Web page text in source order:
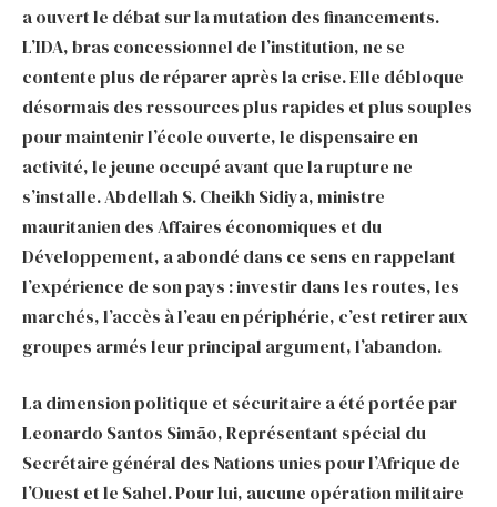
a ouvert le débat sur la mutation des financements.
L’IDA, bras concessionnel de l’institution, ne se
contente plus de réparer après la crise. Elle débloque
désormais des ressources plus rapides et plus souples
pour maintenir l’école ouverte, le dispensaire en
activité, le jeune occupé avant que la rupture ne
s’installe. Abdellah S. Cheikh Sidiya, ministre
mauritanien des Affaires économiques et du
Développement, a abondé dans ce sens en rappelant
l’expérience de son pays : investir dans les routes, les
marchés, l’accès à l’eau en périphérie, c’est retirer aux
groupes armés leur principal argument, l’abandon.
La dimension politique et sécuritaire a été portée par
Leonardo Santos Simão, Représentant spécial du
Secrétaire général des Nations unies pour l’Afrique de
l’Ouest et le Sahel. Pour lui, aucune opération militaire